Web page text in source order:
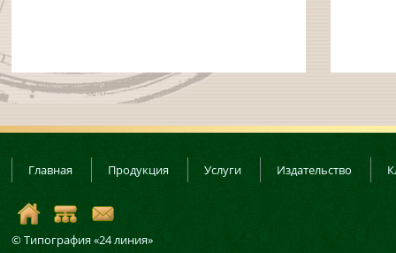
Главная Продукция Услуги Издательство
© Типография «24 линия»